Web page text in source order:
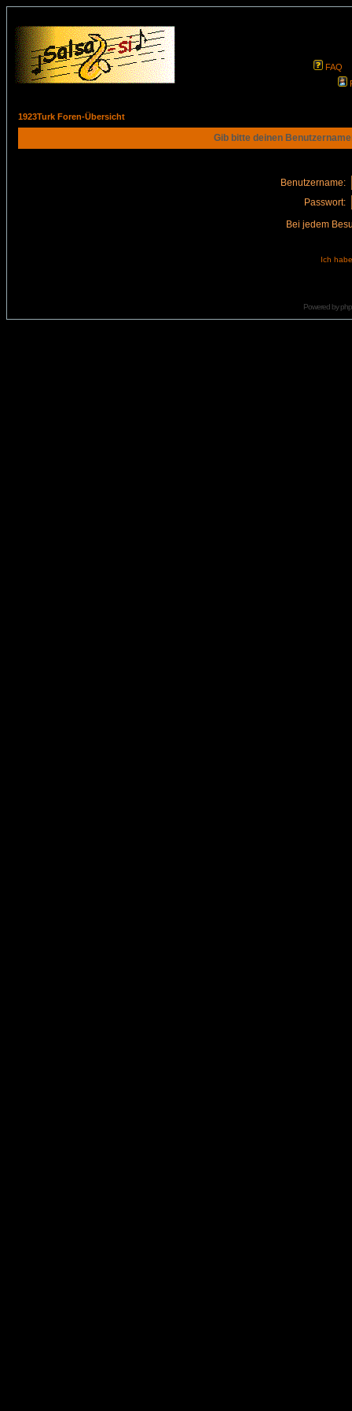
FAQ
1923Turk Foren-Übersicht
Gib bitte deinen
Benutzername:
Passwort:
Bei jedem
Ich
Powered by